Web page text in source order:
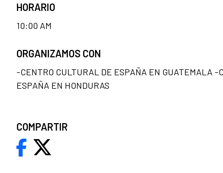
HORARIO
10:00 AM
ORGANIZAMOS CON
-CENTRO CULTURAL DE ESPAÑA EN GUATEMALA -
ESPAÑA EN HONDURAS
COMPARTIR